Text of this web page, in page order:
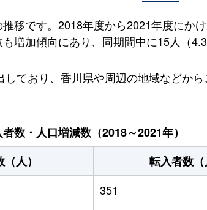
移です。2018年度から2021年度にか
増加傾向にあり、同期間中に15人（
ており、香川県や周辺の地域などか
数・人口増減数（2018～2021年）
人） 転入者数（
351